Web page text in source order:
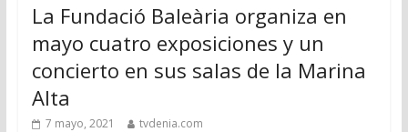
La Fundació Baleària organiza en
mayo cuatro exposiciones y un
concierto en sus salas de la Marina
Alta
7 mayo, 2021 tvdenia.com